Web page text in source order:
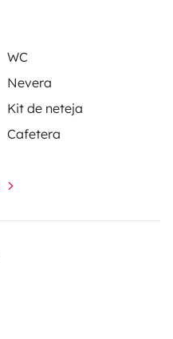
WC
Nevera
Kit de neteja
Cafetera